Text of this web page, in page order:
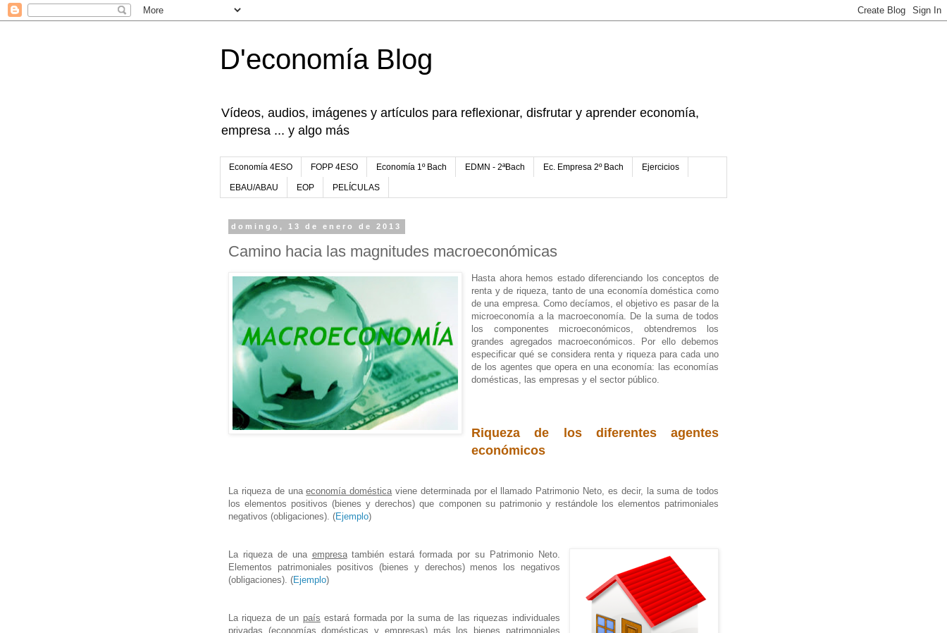
D'economía Blog
Vídeos, audios, imágenes y artículos para reflexionar, disfrutar y aprender economía,
empresa ... y algo más
Economía 4ESO FOPP 4ESO Economía 1º Bach EDMN - 2ªBach Ec. Empresa 2º Bach Ejercicios
EBAU/ABAU EOP PELÍCULAS
domingo, 13 de enero de 2013
Camino hacia las magnitudes macroeconómicas
Hasta ahora hemos estado diferenciando los conceptos de
renta y de riqueza, tanto de una economía doméstica como
de una empresa. Como decíamos, el objetivo es pasar de la
microeconomía a la macroeconomía. De la suma de todos
los componentes microeconómicos, obtendremos los
grandes agregados macroeconómicos. Por ello debemos
especificar qué se considera renta y riqueza para cada uno
de los agentes que opera en una economía: las economías
domésticas, las empresas y el sector público.
Riqueza de los diferentes agentes
económicos
La riqueza de unaeconomía domésticaviene determinada por el llamado Patrimonio Neto, es decir, la suma de todos
los elementos positivos (bienes y derechos) que componen su patrimonio y restándole los elementos patrimoniales
negativos (obligaciones). (Ejemplo)
La riqueza de una empresatambién estará formada por su Patrimonio Neto.
Elementos patrimoniales positivos (bienes y derechos) menos los negativos
(obligaciones). (Ejemplo)
La riqueza de un país estará formada por la suma de las riquezas individuales
privadas (economías domésticas y empresas) más los bienes patrimoniales